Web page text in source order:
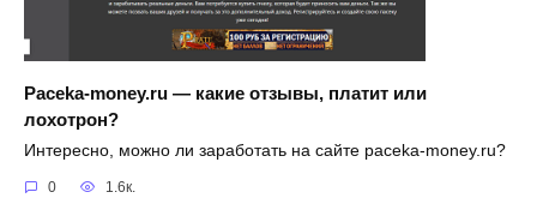
Paceka-money.ru — какие отзывы, платит или
лохотрон?
Интересно, можно ли заработать на сайте paceka-money.ru?
0 1.6к.